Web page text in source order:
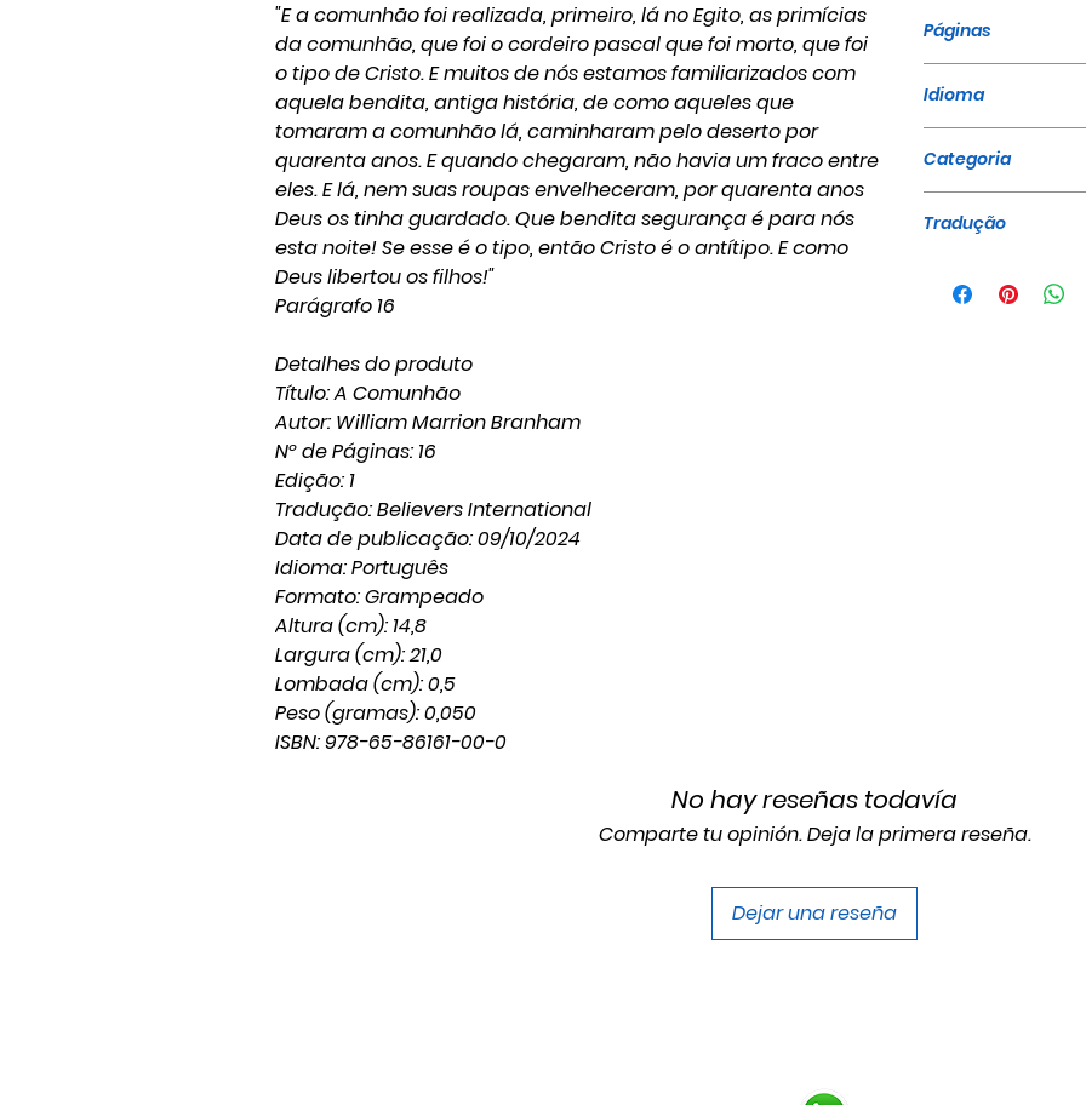
"E a comunhão foi realizada, primeiro, lá no Egito, as primícias
da comunhão, que foi o cordeiro pascal que foi morto, que foi
o tipo de Cristo. E muitos de nós estamos familiarizados com
aquela bendita, antiga história, de como aqueles que
tomaram a comunhão lá, caminharam pelo deserto por
quarenta anos. E quando chegaram, não havia um fraco entre
eles. E lá, nem suas roupas envelheceram, por quarenta anos
Deus os tinha guardado. Que bendita segurança é para nós
esta noite! Se esse é o tipo, então Cristo é o antítipo. E como
Deus libertou os filhos!"
Parágrafo 16
Detalhes do produto
Título: A Comunhão
Autor: William Marrion Branham
Nº de Páginas: 16
Edição: 1
Tradução: Believers International
Data de publicação: 09/10/2024
Idioma: Português
Formato: Grampeado
Altura (cm): 14,8
Largura (cm): 21,0
Lombada (cm): 0,5
Peso (gramas): 0,050
ISBN: 978-65-86161-00-0
Páginas
Idioma
Categoria
Tradução
No hay reseñas todavía
Comparte tu opinión. Deja la primera reseña.
Dejar una reseña